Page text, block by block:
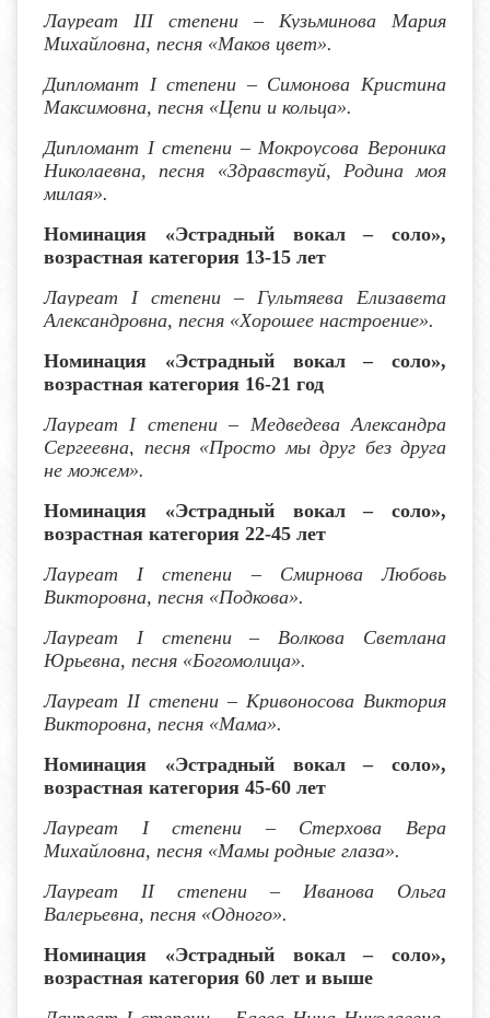
Лауреат III
степени – Кузьминова Мария
Михайловна, песня «Маков цвет».
Дипломант I степени – Симонова Кристина
Максимовна, песня «Цепи и кольца».
Дипломант I степени – Мокроусова Вероника
Николаевна, песня «Здравствуй, Родина моя
милая».
Номинация «Эстрадный вокал – соло»,
возрастная категория 13-15 лет
Лауреат I степени – Гультяева Елизавета
Александровна, песня «Хорошее настроение».
Номинация «Эстрадный вокал – соло»,
возрастная категория 16-21 год
Лауреат I степени– Медведева Александра
Сергеевна, песня «Просто мы друг без друга
не можем».
Номинация «Эстрадный вокал – соло»,
возрастная категория 22-45 лет
Лауреат I степени – Смирнова Любовь
Викторовна, песня «Подкова».
Лауреат I степени– Волкова Светлана
Юрьевна, песня «Богомолица».
Лауреат II степени – Кривоносова Виктория
Викторовна, песня «Мама».
Номинация «Эстрадный вокал – соло»,
возрастная категория 45-60 лет
Лауреат I степени – Стерхова Вера
Михайловна, песня «Мамы родные глаза».
Лауреат II степени – Иванова Ольга
Валерьевна, песня «Одного».
Номинация «Эстрадный вокал – соло»,
возрастная категория 60 лет и выше